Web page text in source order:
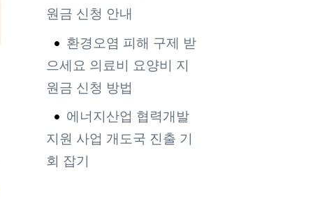
원금 신청 안내
환경오염 피해 구제 받
으세요 의료비 요양비 지
원금 신청 방법
에너지산업 협력개발
지원 사업 개도국 진출 기
회 잡기